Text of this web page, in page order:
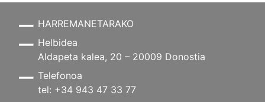
HARREMANETARAKO
Helbidea
Aldapeta kalea, 20 – 20009 Donostia
Telefonoa
tel: +34 943 47 33 77